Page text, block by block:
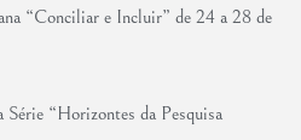
“Conciliar e Incluir” de 24 a 28 de
Série “Horizontes da Pesquisa